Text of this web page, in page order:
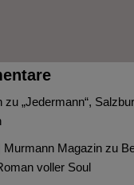
zu „Jedermann“,
Murmann Magazin zu
voller Soul